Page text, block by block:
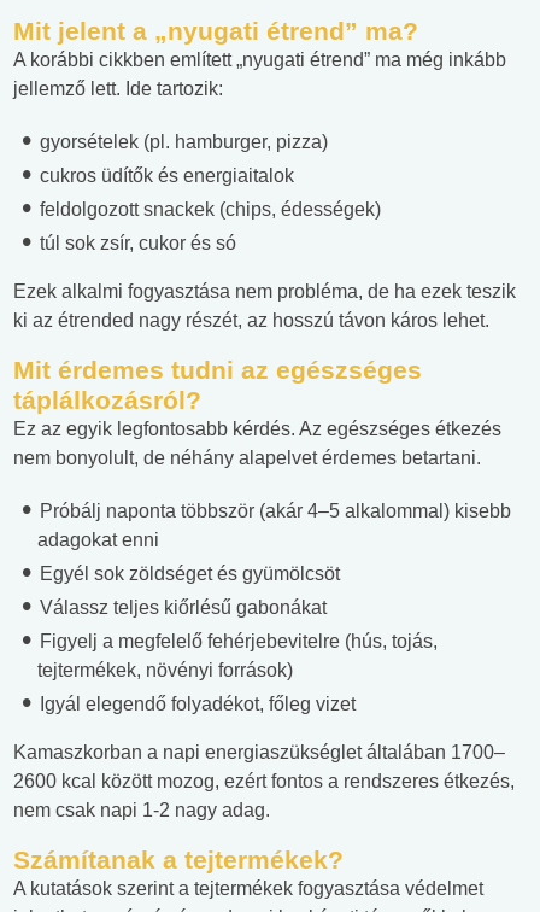
Mit jelent a „nyugati étrend” ma?
A korábbi cikkben említett „nyugati étrend” ma még inkább
jellemző lett. Ide tartozik:
gyorsételek (pl. hamburger, pizza)
cukros üdítők és energiaitalok
feldolgozott snackek (chips, édességek)
túl sok zsír, cukor és só
Ezek alkalmi fogyasztása nem probléma, de ha ezek teszik
ki az étrended nagy részét, az hosszú távon káros lehet.
Mit érdemes tudni az egészséges
táplálkozásról?
Ez az egyik legfontosabb kérdés. Az egészséges étkezés
nem bonyolult, de néhány alapelvet érdemes betartani.
Próbálj naponta többször (akár 4–5 alkalommal) kisebb
adagokat enni
Egyél sok zöldséget és gyümölcsöt
Válassz teljes kiőrlésű gabonákat
Figyelj a megfelelő fehérjebevitelre (hús, tojás,
tejtermékek, növényi források)
Igyál elegendő folyadékot, főleg vizet
Kamaszkorban a napi energiaszükséglet általában 1700–
2600 kcal között mozog, ezért fontos a rendszeres étkezés,
nem csak napi 1-2 nagy adag.
Számítanak a tejtermékek?
A kutatások szerint a tejtermékek fogyasztása védelmet